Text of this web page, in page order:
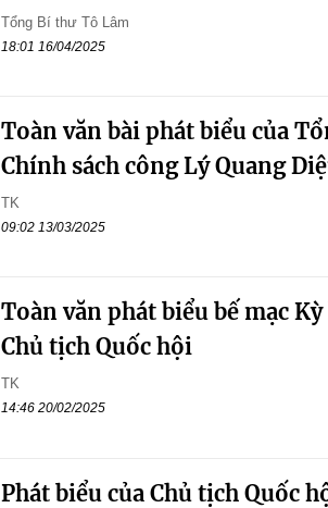
Tổng Bí thư Tô Lâm
18:01 16/04/2025
Toàn văn bài phát biểu của
Chính sách công Lý Quang
TK
09:02 13/03/2025
Toàn văn phát biểu bế mạc
Chủ tịch Quốc hội
TK
14:46 20/02/2025
Phát biểu của Chủ tịch Quốc